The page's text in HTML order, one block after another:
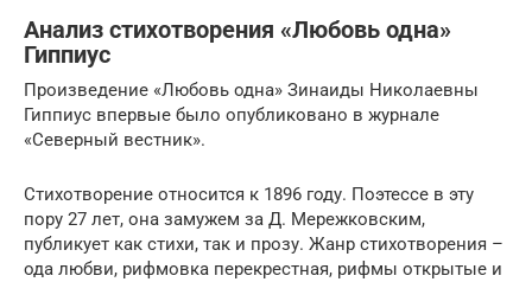
Анализ стихотворения «Любовь одна»
Гиппиус
Произведение «Любовь одна» Зинаиды Николаевны
Гиппиус впервые было опубликовано в журнале
«Северный вестник».
Стихотворение относится к 1896 году. Поэтессе в эту
пору 27 лет, она замужем за Д. Мережковским,
публикует как стихи, так и прозу. Жанр стихотворения –
ода любви, рифмовка перекрестная, рифмы открытые и